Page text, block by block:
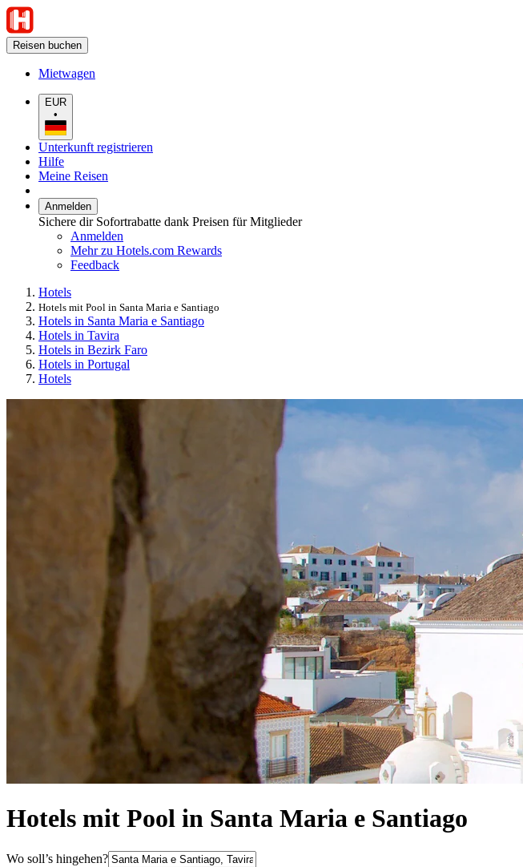
Reisen buchen
Mietwagen
EUR
•
Unterkunft registrieren
Hilfe
Meine Reisen
Anmelden
Sichere dir Sofortrabatte dank Preisen für Mitglieder
Anmelden
Mehr zu Hotels.com Rewards
Feedback
Hotels
Hotels mit Pool in Santa Maria e Santiago
Hotels in Santa Maria e Santiago
Hotels in Tavira
Hotels in Bezirk Faro
Hotels in Portugal
Hotels
Hotels mit Pool in Santa Maria e Santiago
Wo soll’s hingehen?